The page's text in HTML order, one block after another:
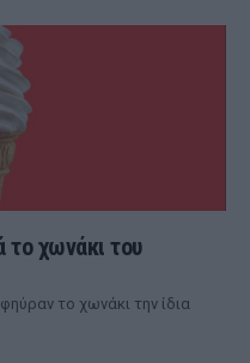
το χωνάκι του
το χωνάκι την ίδια